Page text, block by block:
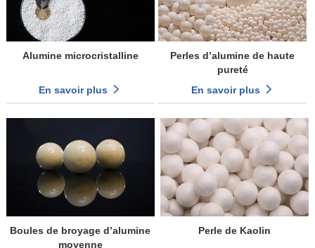
Alumine microcristalline
En savoir plus
Perles d’alumine de haute
pureté
En savoir plus
Boules de broyage d’alumine
moyenne
Perle de Kaolin